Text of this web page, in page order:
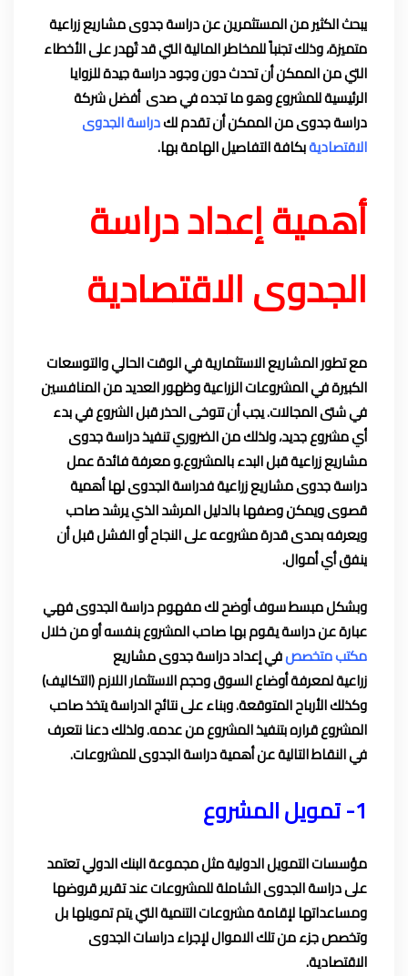
يبحث الكثير من المستثمرين عن دراسة جدوى مشاريع زراعية
متميزة، وذلك تجنباً للمخاطر المالية التي قد تُهدر على الأخطاء
التي من الممكن أن تحدث دون وجود دراسة جيدة للزوايا
الرئيسية للمشروع وهو ما تجده في صدى أفضل شركة
دراسة جدوى من الممكن أن تقدم لكدراسة الجدوى
الاقتصاديةبكافة التفاصيل الهامة بها.
أهمية إعداد دراسة
الجدوى الاقتصادية
مع تطور المشاريع الاستثمارية في الوقت الحالي والتوسعات
الكبيرة في المشروعات الزراعية وظهور العديد من المنافسين
في شتى المجالات. يجب أن تتوخى الحذر قبل الشروع في بدء
أي مشروع جديد، ولذلك من الضروري تنفيذ دراسة جدوى
مشاريع زراعية قبل البدء بالمشروع.و معرفة فائدة عمل
دراسة جدوى مشاريع زراعية فدراسة الجدوى لها أهمية
قصوى ويمكن وصفها بالدليل المرشد الذي يرشد صاحب
ويعرفه بمدى قدرة مشروعه على النجاح أو الفشل قبل أن
ينفق أي أموال.
وبشكل مبسط سوف أوضح لك مفهوم دراسة الجدوى فهي
عبارة عن دراسة يقوم بها صاحب المشروع بنفسه أو من خلال
مكتب متخصصفي إعداد دراسة جدوى مشاريع
زراعية لمعرفة أوضاع السوق وحجم الاستثمار اللازم (التكاليف)
وكذلك الأرباح المتوقعة. وبناء على نتائج الدراسة يتخذ صاحب
المشروع قراره بتنفيذ المشروع من عدمه. ولذلك دعنا نتعرف
في النقاط التالية عن أهمية دراسة الجدوى للمشروعات.
1- تمويل المشروع
مؤسسات التمويل الدولية مثل مجموعة البنك الدولي تعتمد
على دراسة الجدوى الشاملة للمشروعات عند تقرير قروضها
ومساعداتها لإقامة مشروعات التنمية التي يتم تمويلها بل
وتخصص جزء من تلك الاموال لإجراء دراسات الجدوى
الاقتصادية.